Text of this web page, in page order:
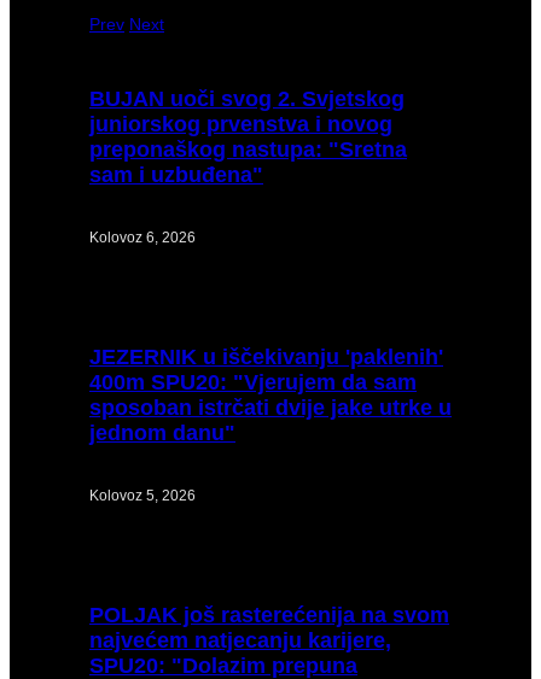
Prev Next
BUJAN uoči svog 2. Svjetskog
juniorskog prvenstva i novog
preponaškog nastupa: "Sretna
sam i uzbuđena"
Kolovoz 6, 2026
JEZERNIK u iščekivanju 'paklenih'
400m SPU20: "Vjerujem da sam
sposoban istrčati dvije jake utrke u
jednom danu"
Kolovoz 5, 2026
POLJAK još rasterećenija na svom
najvećem natjecanju karijere,
SPU20: "Dolazim prepuna